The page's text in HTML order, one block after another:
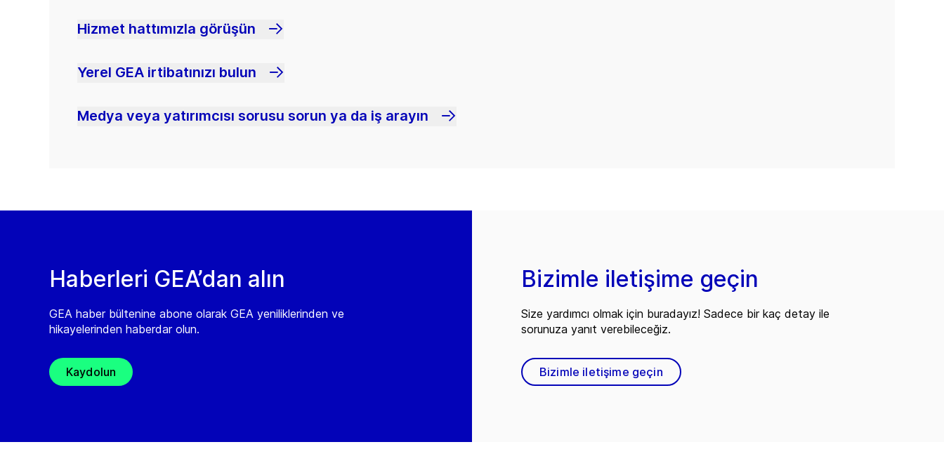
Hizmet hattımızla görüşün
Yerel GEA irtibatınızı bulun
Medya veya yatırımcısı sorusu sorun ya da iş arayın
Haberleri GEA’dan alın
GEA haber bültenine abone olarak GEA yeniliklerinden ve
hikayelerinden haberdar olun.
Kaydolun
Bizimle iletişime geçin
Size yardımcı olmak için buradayız! Sadece bir kaç detay ile
sorunuza yanıt verebileceğiz.
Bizimle iletişime geçin